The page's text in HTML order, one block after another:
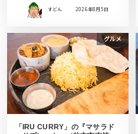
すどん 2026年8月5日
グルメ
「IRU CURRY」の『マサラド